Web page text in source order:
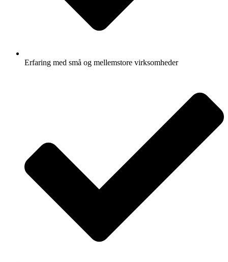
Erfaring med små og mellemstore virksomheder